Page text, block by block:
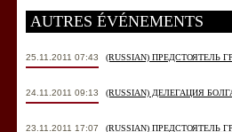
AUTRES ÉVÉNEMENTS
25.11.2011 07:43 (RUSSIAN)
24.11.2011 09:13 (RUSSIAN) ДЕЛЕГАЦИЯ
23.11.2011 17:07
(RUSSIAN)